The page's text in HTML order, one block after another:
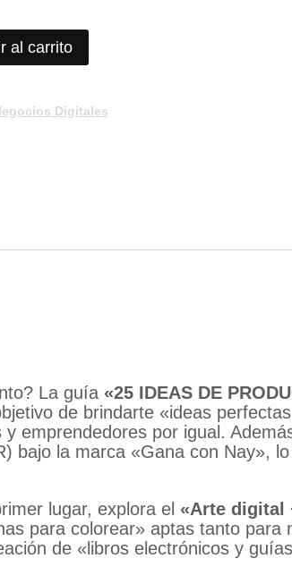
al carrito
Digitales
La guía «25 IDEAS DE
de brindarte «ideas
emprendedores por igual.
bajo la marca «Gana con Nay»,
lugar, explora el «Arte digital
para colorear» aptas tanto para
de «libros electrónicos y